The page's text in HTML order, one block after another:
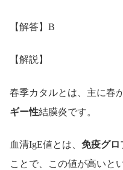
【解答】B
【解説】
春季カタルとは、主に春
ギー性結膜炎です。
血清IgE値とは、 免疫グロ
ことで、この値が高いと